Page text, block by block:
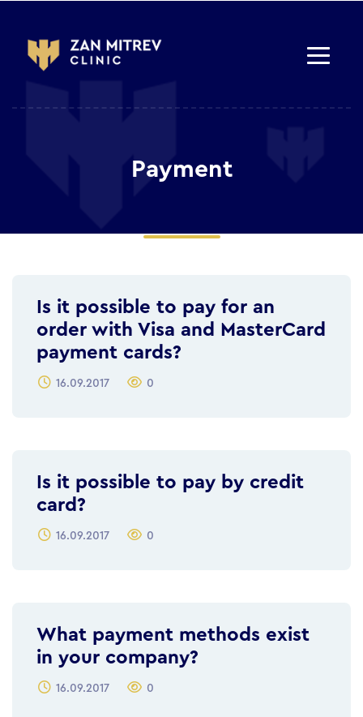
Payment
Is it possible to pay for an
order with Visa and MasterCard
payment cards?
16.09.2017 0
Is it possible to pay by credit
card?
16.09.2017 0
What payment methods exist
in your company?
16.09.2017 0